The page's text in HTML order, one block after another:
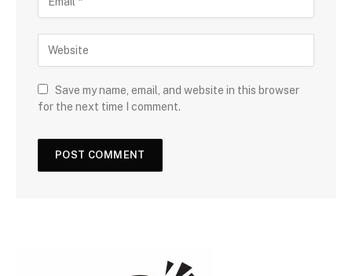
Save my name, email, and website in this browser
for the next time I comment.